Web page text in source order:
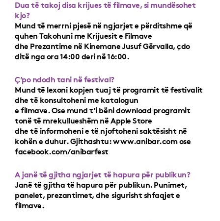
Dua të takoj disa krijues të filmave, si mundësohet
kjo?
Mund të merrni pjesë në ngjarjet e përditshme që
quhen Takohuni me Krijuesit e Filmave
dhe Prezantime në Kinemane Jusuf Gërvalla, çdo
ditë nga ora 14:00 deri në 16:00.
Ç’po ndodh tani në festival?
Mund të lexoni kopjen tuaj të programit të festivalit
dhe të konsultoheni me katalogun
e filmave. Ose mund t’i bëni download programit
tonë të mrekullueshëm në Apple Store
dhe të informoheni e të njoftoheni saktësisht në
kohën e duhur. Gjithashtu: www.anibar.com ose
facebook.com/anibarfest
A janë të gjitha ngjarjet të hapura për publikun?
Janë të gjitha të hapura për publikun. Punimet,
panelet, prezantimet, dhe sigurisht shfaqjet e
filmave.